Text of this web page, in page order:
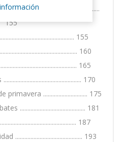
..............................
155
155
160
165
170
............................. 175
........................................... 181
187
............................................ 193